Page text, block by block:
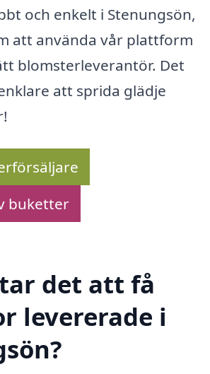
och enkelt i Stenungsön,
att använda vår plattform
blomsterleverantör. Det
att sprida glädje
buketter
det att få
levererade i